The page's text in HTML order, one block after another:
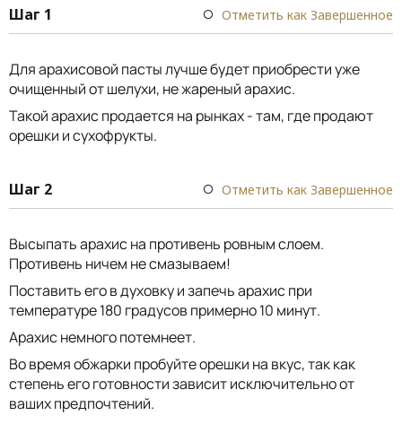
Шаг 1 Отметить как Завершенное
Для арахисовой пасты лучше будет приобрести уже
очищенный от шелухи, не жареный арахис.
Такой арахис продается на рынках - там, где продают
орешки и сухофрукты.
Шаг 2 Отметить как Завершенное
Высыпать арахис на противень ровным слоем.
Противень ничем не смазываем!
Поставить его в духовку и запечь арахис при
температуре 180 градусов примерно 10 минут.
Арахис немного потемнеет.
Во время обжарки пробуйте орешки на вкус, так как
степень его готовности зависит исключительно от
ваших предпочтений.